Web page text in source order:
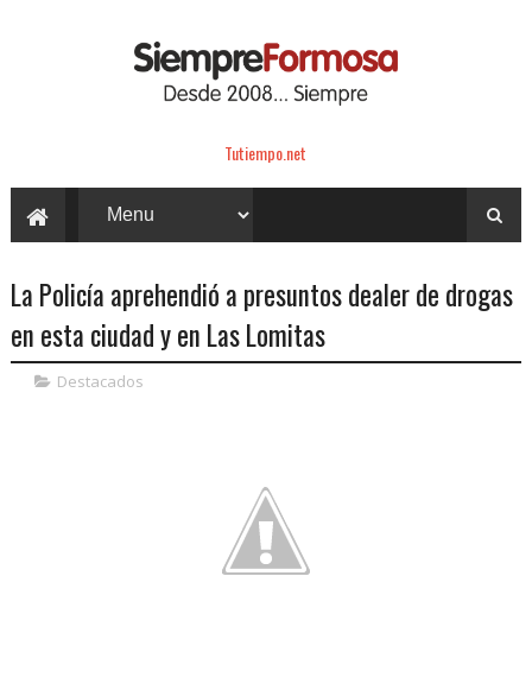
Tutiempo.net
La Policía aprehendió a presuntos dealer de drogas
en esta ciudad y en Las Lomitas
Destacados